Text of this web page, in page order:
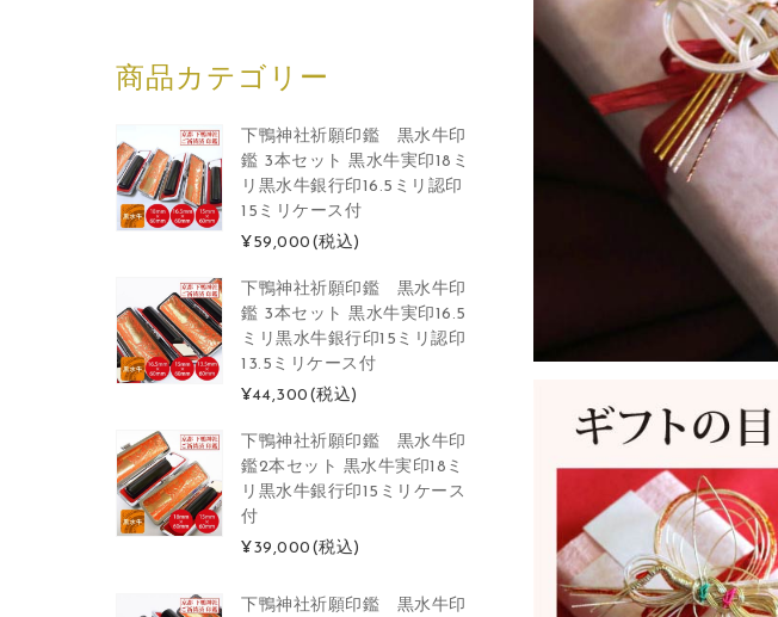
商品カテゴリー
下鴨神社祈願印鑑 黒水牛印
鑑 3本セット 黒水牛実印18ミ
リ黒水牛銀行印16.5ミリ認印
15ミリケース付
¥59,000 (税込)
下鴨神社祈願印鑑 黒水牛印
鑑 3本セット 黒水牛実印16.5
ミリ黒水牛銀行印15ミリ認印
13.5ミリケース付
¥44,300 (税込)
下鴨神社祈願印鑑 黒水牛印
鑑2本セット 黒水牛実印18ミ
リ黒水牛銀行印15ミリケース
付
¥39,000 (税込)
下鴨神社祈願印鑑 黒水牛印